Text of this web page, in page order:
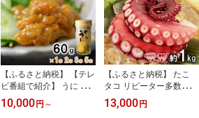
の幸 使いやすい 便利 ふ
るさと納税 ika
無塩さば 冷凍 不揃い 規
格外 鯖 ふるさと納税
【ふるさと納税】 【テレ
ビ番組で紹介】 うに 冷
凍 三陸産 甘塩うに 瓶 60
g 1本 2本 3本 5本 ミョウ
10,000円 ～
【ふるさと納税】 たこ
タコ リピーター多数！
岩手県北三陸産 蒸したこ
足 約1kg 国産 ぷりぷり
13,000円